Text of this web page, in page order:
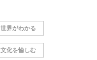
世界がわかる
文化を愉しむ